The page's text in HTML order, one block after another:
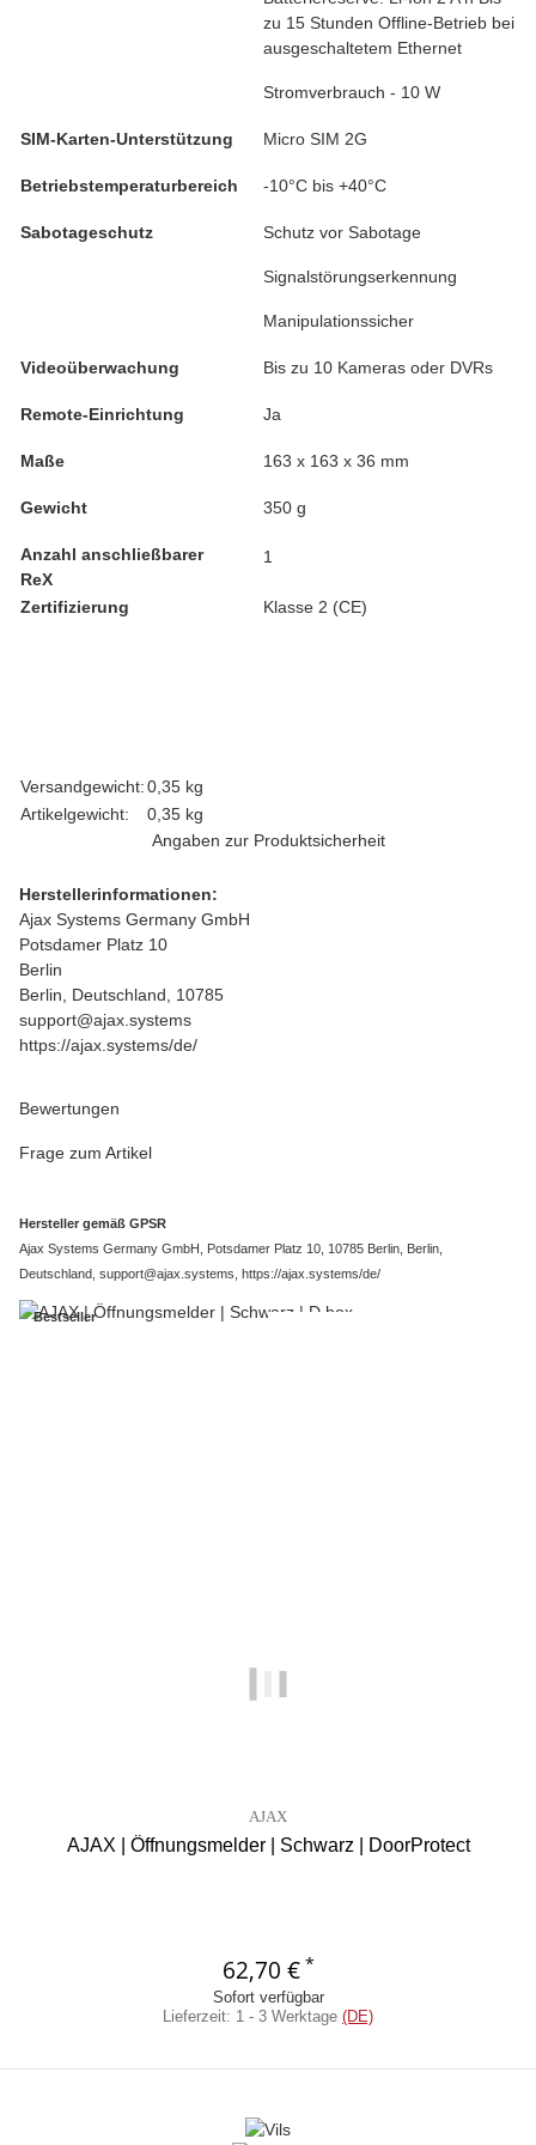
zu 15 Stunden Offline-Betrieb bei
ausgeschaltetem Ethernet
Stromverbrauch - 10 W
SIM-Karten-Unterstützung Micro SIM 2G
Betriebstemperaturbereich -10°C bis +40°C
Sabotageschutz Schutz vor Sabotage
Signalstörungserkennung
Manipulationssicher
Videoüberwachung Bis zu 10 Kameras oder DVRs
Remote-Einrichtung Ja
Maße 163 x 163 x 36 mm
Gewicht 350 g
Anzahl anschließbarer
ReX
1
Zertifizierung Klasse 2 (CE)
Produkteigenschaft
Wert
Versandgewicht:0,35 kg
Artikelgewicht:
0,35 kg
Angaben zur Produktsicherheit
Herstellerinformationen:
Ajax Systems Germany GmbH
Potsdamer Platz 10
Berlin
Berlin, Deutschland, 10785
support@ajax.systems
https://ajax.systems/de/
Bewertungen
Frage zum Artikel
Hersteller gemäß GPSR
Ajax Systems Germany GmbH, Potsdamer Platz 10, 10785 Berlin, Berlin,
Deutschland, support@ajax.systems, https://ajax.systems/de/
Bestseller
AJAX
AJAX | Öffnungsmelder | Schwarz | DoorProtect
62,70 €*
Sofort verfügbar
Lieferzeit: 1 - 3 Werktage (DE)